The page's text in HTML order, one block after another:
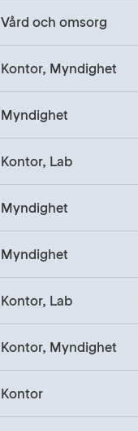
Vård och omsorg
Kontor, Myndighet
Myndighet
Kontor, Lab
Myndighet
Myndighet
Kontor, Lab
Kontor, Myndighet
Kontor